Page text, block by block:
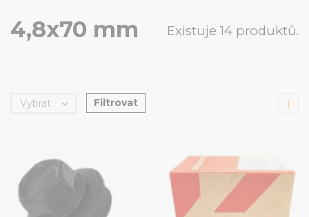
4,8x70 mm Existuje 14 produktů.
Vybrat  Filtrovat 1